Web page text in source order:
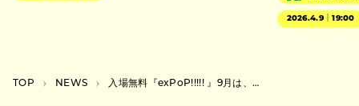
2026.4.9｜19:00
TOP NEWS 入場無料『exPoP!!!!! 』9月は、前髪ぱっつん少年、長瀬有花、ん・フェニ、奔走狂走局、Hammer Head Sharkが出演